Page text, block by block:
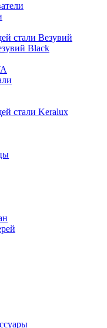
стали Везувий
Black
стали Keralux